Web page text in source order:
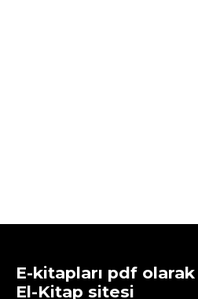
E-kitapları pdf
El-Kitap sitesi